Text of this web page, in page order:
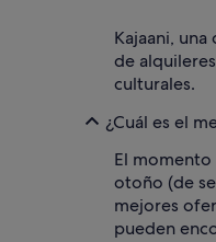
Kajaani,
de
culturales.
¿Cuál es el
El momento
otoño (de
mejores
pueden